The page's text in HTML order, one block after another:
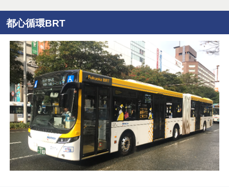
都心循環BRT